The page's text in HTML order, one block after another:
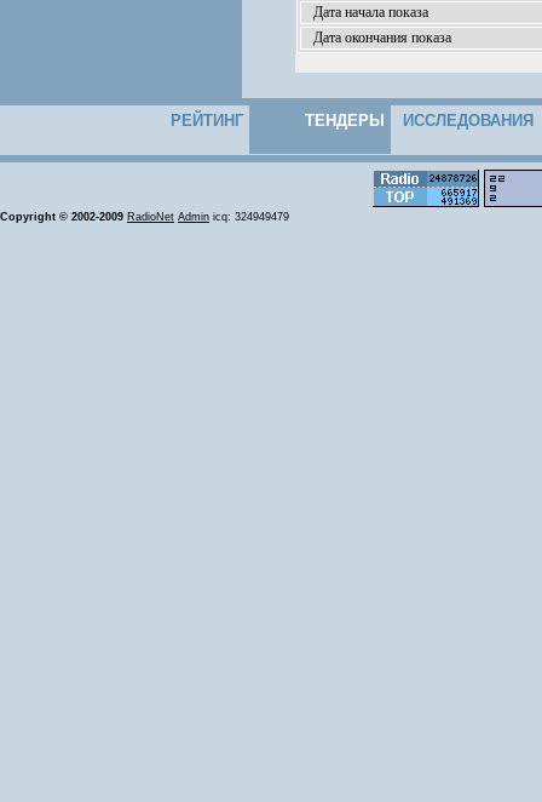
Дата начала показа
Дата окончания показа
РЕЙТИНГ ТЕНДЕРЫ ИССЛЕДОВАНИЯ
Copyright © 2002-2009 RadioNet Admin icq: 324949479